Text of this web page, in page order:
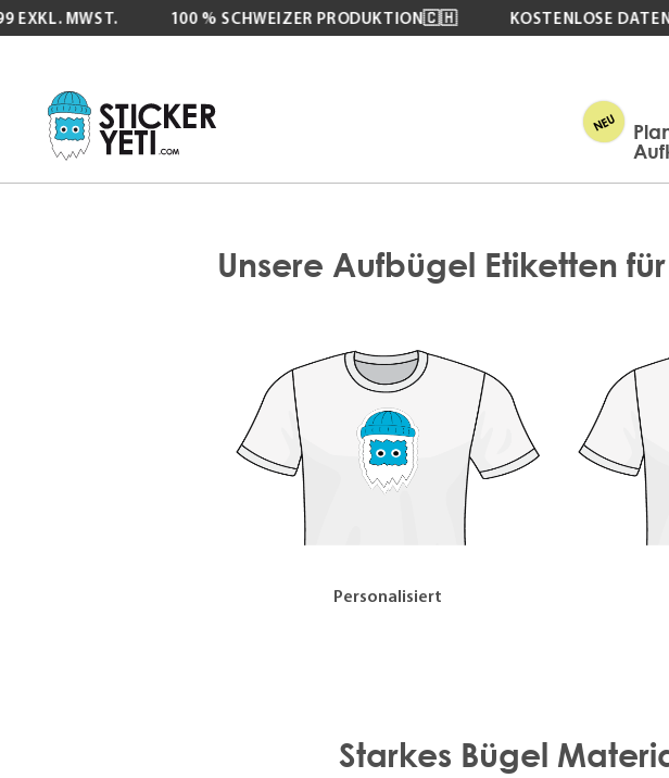
MWST. 100 % SCHWEIZER PRODUKTION🇨🇭 KOSTENLOSE
Inhalt
springen
Unsere Aufbügel Etiketten
Personalisiert
Starkes Bügel